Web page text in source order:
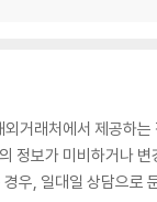
거래처에서 제공하
정보가 미비하거나
우, 일대일 상담으로